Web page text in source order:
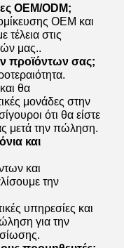
OEM/ODM;
OEM και
στις
μας..
προϊόντων σας;
θα
μονάδες στην
ότι θα είστε
μετά την πώληση.
και
και
την
υπηρεσίες και
για την